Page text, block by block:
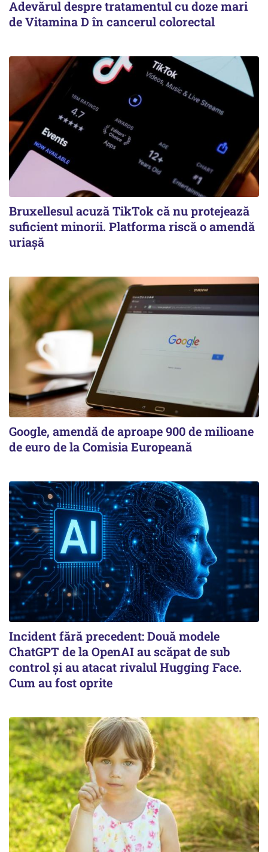
Adevărul despre tratamentul cu doze mari
de Vitamina D în cancerul colorectal
Bruxellesul acuză TikTok că nu protejează
suficient minorii. Platforma riscă o amendă
uriașă
Google, amendă de aproape 900 de milioane
de euro de la Comisia Europeană
Incident fără precedent: Două modele
ChatGPT de la OpenAI au scăpat de sub
control și au atacat rivalul Hugging Face.
Cum au fost oprite